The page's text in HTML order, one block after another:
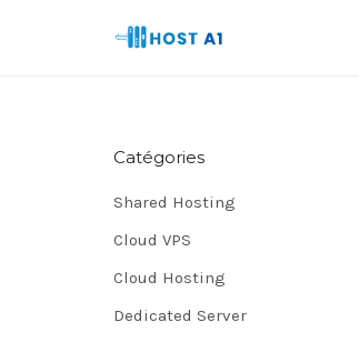
Catégories
Shared Hosting
Cloud VPS
Cloud Hosting
Dedicated Server